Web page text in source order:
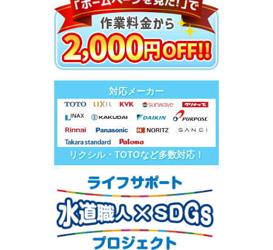
対応メーカー
リクシル・TOTOなど多数対応！